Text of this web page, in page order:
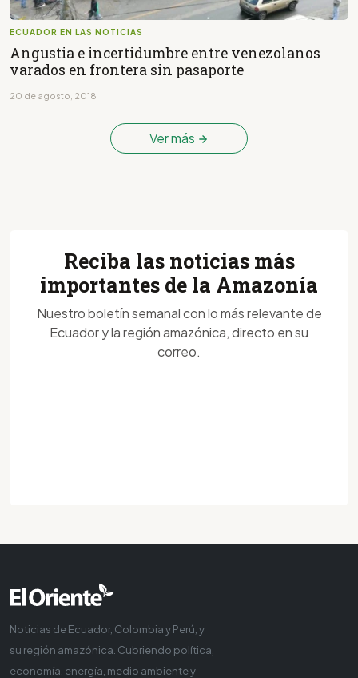
ECUADOR EN LAS NOTICIAS
Angustia e incertidumbre entre venezolanos
varados en frontera sin pasaporte
20 de agosto, 2018
Ver más
Reciba las noticias más
importantes de la Amazonía
Nuestro boletín semanal con lo más relevante de
Ecuador y la región amazónica, directo en su
correo.
Noticias de Ecuador, Colombia y Perú, y
su región amazónica. Cubriendo política,
economía, energía, medio ambiente y